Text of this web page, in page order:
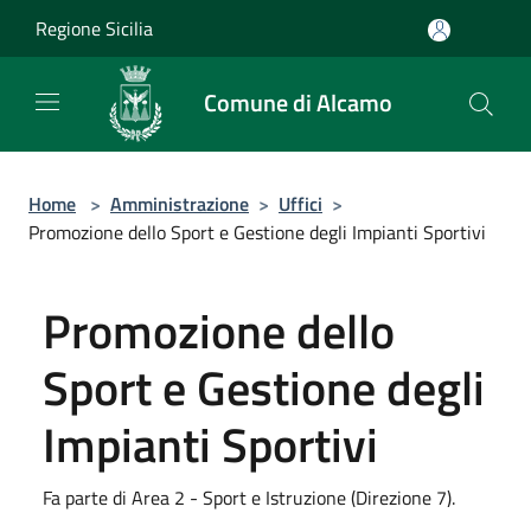
Regione Sicilia
Comune di Alcamo
Home > Amministrazione > Uffici >
Promozione dello Sport e Gestione degli Impianti Sportivi
Promozione dello
Sport e Gestione degli
Impianti Sportivi
Fa parte di Area 2 - Sport e Istruzione (Direzione 7).